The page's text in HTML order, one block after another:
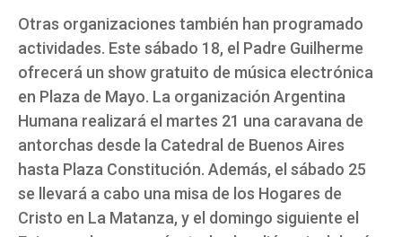
Otras organizaciones también han programado
actividades. Este sábado 18, el Padre Guilherme
ofrecerá un show gratuito de música electrónica
en Plaza de Mayo. La organización Argentina
Humana realizará el martes 21 una caravana de
antorchas desde la Catedral de Buenos Aires
hasta Plaza Constitución. Además, el sábado 25
se llevará a cabo una misa de los Hogares de
Cristo en La Matanza, y el domingo siguiente el